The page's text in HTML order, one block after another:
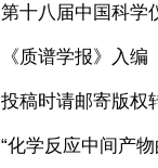
第十八届中国科学
《质谱学报》入
投稿时请邮寄版权
“化学反应中间产